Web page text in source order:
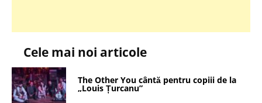
Cele mai noi articole
The Other You cântă pentru copiii de la
„Louis Țurcanu”